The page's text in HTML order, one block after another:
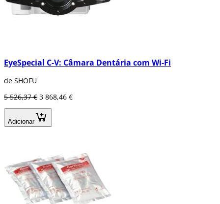
EyeSpecial C-V: Câmara Dentária com Wi-Fi
de SHOFU
5 526,37 € 3 868,46 €
Adicionar